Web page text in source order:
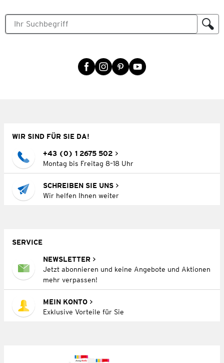
WIR SIND FÜR SIE DA!
+43 (0) 1 2675 502
Montag bis Freitag 8–18 Uhr
SCHREIBEN SIE UNS
Wir helfen Ihnen weiter
SERVICE
NEWSLETTER
Jetzt abonnieren und keine Angebote und Aktionen
mehr verpassen!
MEIN KONTO
Exklusive Vorteile für Sie